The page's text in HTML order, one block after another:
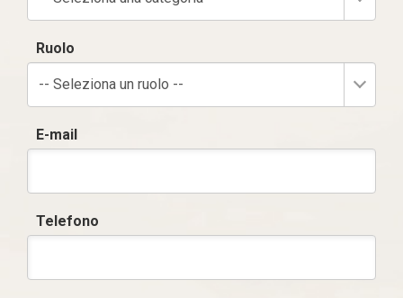
Ruolo
-- Seleziona un ruolo --
E-mail
Telefono